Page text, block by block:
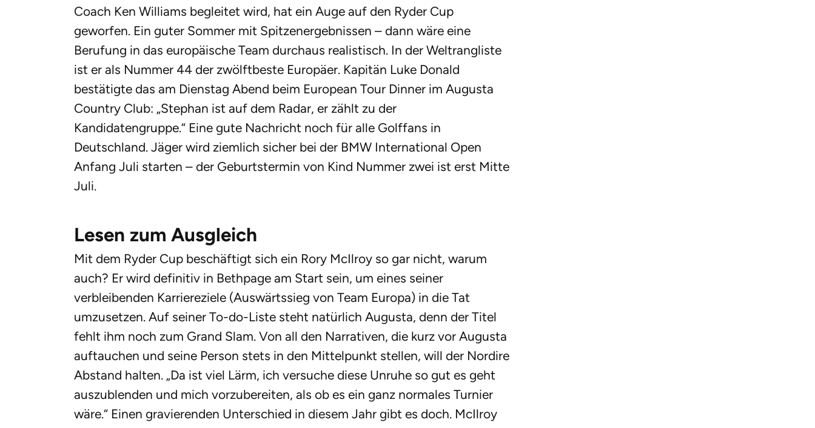
Coach Ken Williams begleitet wird, hat ein Auge auf den Ryder Cup
geworfen. Ein guter Sommer mit Spitzenergebnissen – dann wäre eine
Berufung in das europäische Team durchaus realistisch. In der Weltrangliste
ist er als Nummer 44 der zwölftbeste Europäer. Kapitän Luke Donald
bestätigte das am Dienstag Abend beim European Tour Dinner im Augusta
Country Club: „Stephan ist auf dem Radar, er zählt zu der
Kandidatengruppe.“ Eine gute Nachricht noch für alle Golffans in
Deutschland. Jäger wird ziemlich sicher bei der BMW International Open
Anfang Juli starten – der Geburtstermin von Kind Nummer zwei ist erst Mitte
Juli.
Lesen zum Ausgleich
Mit dem Ryder Cup beschäftigt sich ein Rory McIlroy so gar nicht, warum
auch? Er wird definitiv in Bethpage am Start sein, um eines seiner
verbleibenden Karriereziele (Auswärtssieg von Team Europa) in die Tat
umzusetzen. Auf seiner To-do-Liste steht natürlich Augusta, denn der Titel
fehlt ihm noch zum Grand Slam. Von all den Narrativen, die kurz vor Augusta
auftauchen und seine Person stets in den Mittelpunkt stellen, will der Nordire
Abstand halten. „Da ist viel Lärm, ich versuche diese Unruhe so gut es geht
auszublenden und mich vorzubereiten, als ob es ein ganz normales Turnier
wäre.“ Einen gravierenden Unterschied in diesem Jahr gibt es doch. McIlroy